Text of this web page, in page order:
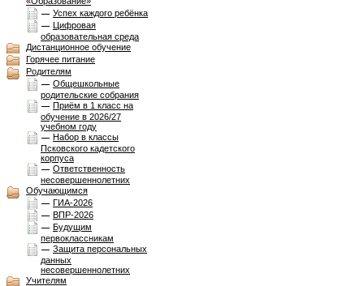
Успех каждого ребёнка
Цифровая
образовательная среда
Дистанционное обучение
Горячее питание
Родителям
Общешкольные
родительские собрания
Приём в 1 класс на
обучение в 2026/27
учебном году
Набор в классы
Псковского кадетского
корпуса
Ответственность
несовершеннолетних
Обучающимся
ГИА-2026
ВПР-2026
Будущим
первоклассникам
Защита персональных
данных
несовершеннолетних
Учителям